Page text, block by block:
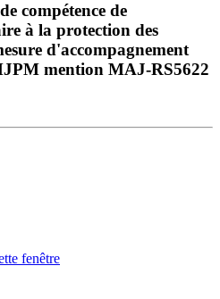
compétence de
à la protection des
d'accompagnement
mention MAJ-RS5622
fenêtre